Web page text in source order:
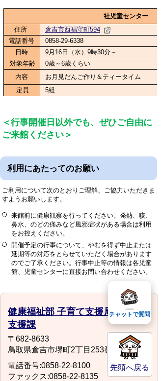
社児童センター
住所
倉吉市西福守町594
電話番号
0858-29-6338
日時
9月16日（水）9時30分～
対象年齢
0歳～6歳くらい
内容
お月見だんご作り＆ティータイム
定員
5組
＜行事開催日以外でも、ぜひご自由に
ご来館ください＞
利用にあたってのお願い
ご利用について次のとおりご理解、ご協力いただきま
すようお願いします。
来館前に健康観察を行ってください。発熱、咳、
鼻水、のどの痛みなど風邪症状がある場合は利用
をお控えください。
開催予定の行事について、やむを得ず中止または
延期等の対応をとらせていただく場合があります
のでご了承ください。行事中止等の情報は各児童
館、児童センターに直接お問い合わせください。
健康福祉部 子育て支援局 こども
支援課
〒682-8633
鳥取県倉吉市堺町2丁目253番地1
電話番号:0858-22-8100
ファックス:0858-22-8135
先頭へ戻る
チャットで質問